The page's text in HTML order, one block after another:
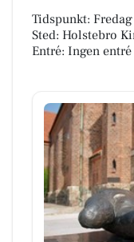
Tidspunkt:
Sted: Holstebro
Entré: Ingen entré